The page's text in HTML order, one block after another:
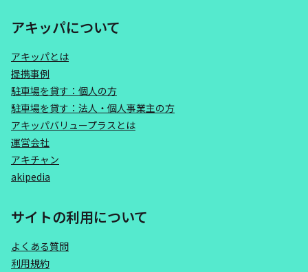
アキッパについて
アキッパとは
提携事例
駐車場を貸す：個人の方
駐車場を貸す：法人・個人事業主の方
アキッパバリュープラスとは
運営会社
アキチャン
akipedia
サイトの利用について
よくある質問
利用規約